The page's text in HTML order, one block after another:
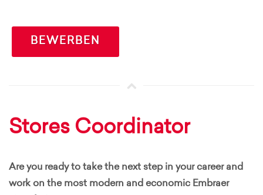
BEWERBEN
Stores Coordinator
Are you ready to take the next step in your career and
work on the most modern and economic Embraer